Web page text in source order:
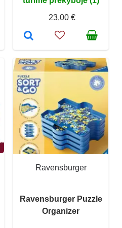
23,00 €
Ravensburger
Ravensburger Puzzle
Organizer